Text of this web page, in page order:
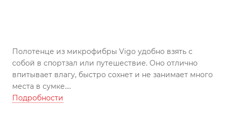
Полотенце из микрофибры Vigo удобно взять с
собой в спортзал или путешествие. Оно отлично
впитывает влагу, быстро сохнет и не занимает много
места в сумке.
Полотенце упаковано в непромокаемую сумочку,
Подробности